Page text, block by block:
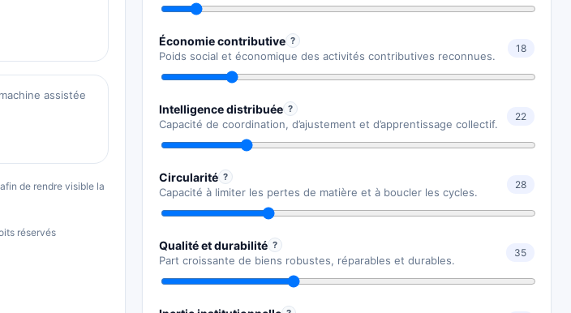
assistée
de rendre visible la
réservés
Économie contributive ?
Poids social et économique des activités contributives reconnues.
18
Intelligence distribuée ?
Capacité de coordination, d’ajustement et d’apprentissage collectif.
22
Circularité ?
Capacité à limiter les pertes de matière et à boucler les cycles.
28
Qualité et durabilité ?
Part croissante de biens robustes, réparables et durables.
35